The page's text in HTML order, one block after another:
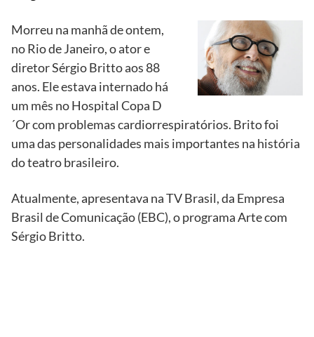
Morreu na manhã de ontem,
no Rio de Janeiro, o ator e
diretor Sérgio Britto aos 88
anos. Ele estava internado há
um mês no Hospital Copa D
´Or com problemas cardiorrespiratórios. Brito foi
uma das personalidades mais importantes na história
do teatro brasileiro.
Atualmente, apresentava na TV Brasil, da Empresa
Brasil de Comunicação (EBC), o programa Arte com
Sérgio Britto.